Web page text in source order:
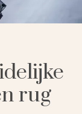
rug